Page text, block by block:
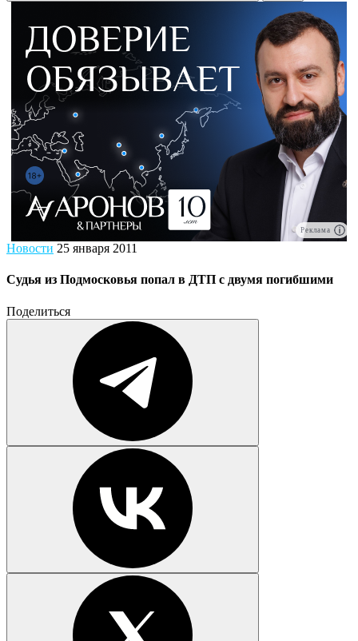
Реклама
Новости 25 января 2011
Судья из Подмосковья попал в ДТП с двумя погибшими
Поделиться